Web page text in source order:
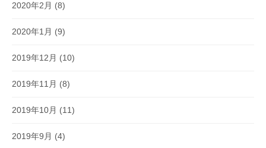
2020年2月 (8)
2020年1月 (9)
2019年12月 (10)
2019年11月 (8)
2019年10月 (11)
2019年9月 (4)